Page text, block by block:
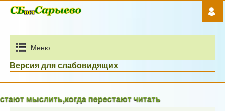
Mеню
Версия для слабовидящих
мыслить,когда перестают читать